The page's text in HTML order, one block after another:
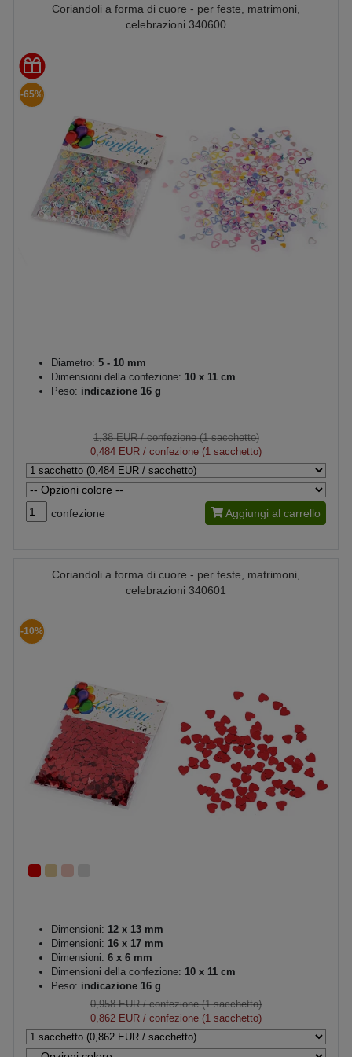
Coriandoli a forma di cuore - per feste, matrimoni,
celebrazioni 340600
-65%
Diametro: 5 - 10 mm
Dimensioni della confezione: 10 x 11 cm
Peso: indicazione 16 g
1,38 EUR/ confezione (1 sacchetto)
0,484 EUR / confezione (1 sacchetto)
confezione Aggiungi al carrello
Coriandoli a forma di cuore - per feste, matrimoni,
celebrazioni 340601
-10%
Dimensioni: 12 x 13 mm
Dimensioni: 16 x 17 mm
Dimensioni: 6 x 6 mm
Dimensioni della confezione: 10 x 11 cm
Peso: indicazione 16 g
0,958 EUR/ confezione (1 sacchetto)
0,862 EUR / confezione (1 sacchetto)